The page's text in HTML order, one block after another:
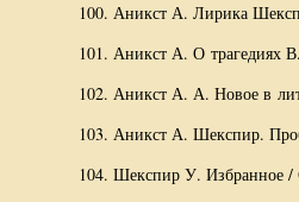
100. Аникст А. Лирика
101. Аникст А. О
102. Аникст А. А. Новое в
103. Аникст А. Шекспир.
104. Шекспир У. Избранное /